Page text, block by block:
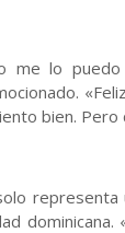
me lo
bien.